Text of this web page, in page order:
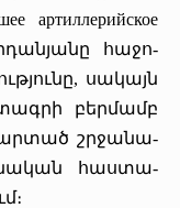
артиллерийское
հա­ջո­
սա­կայն
բեր­մամբ
շրջա­նա­
հաս­տա­